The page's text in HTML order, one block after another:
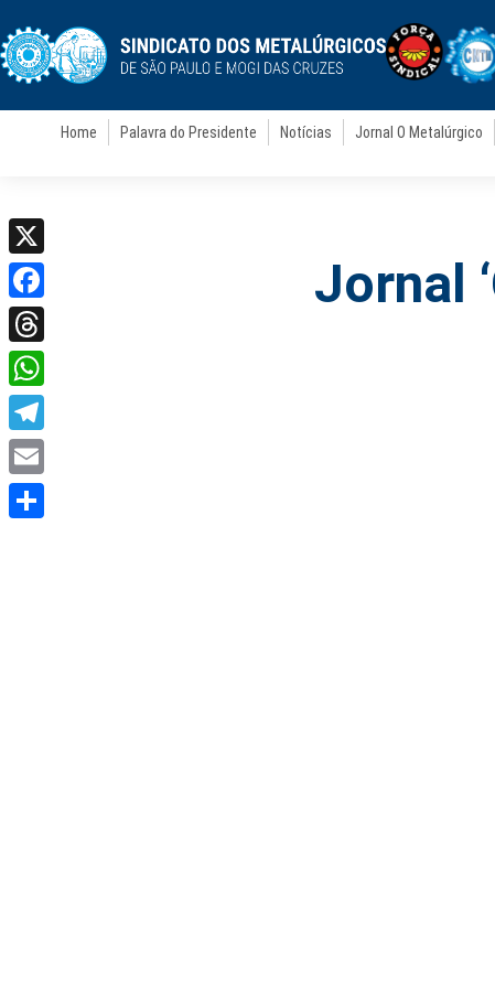
Home Palavra do Presidente Notícias Jornal O Metalúrgico
Jornal
X
Facebook
Threads
WhatsApp
Telegram
Email